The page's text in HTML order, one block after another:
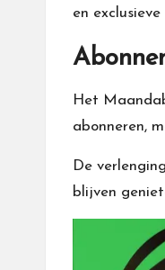
en
Het
abonneren,
De
blijven